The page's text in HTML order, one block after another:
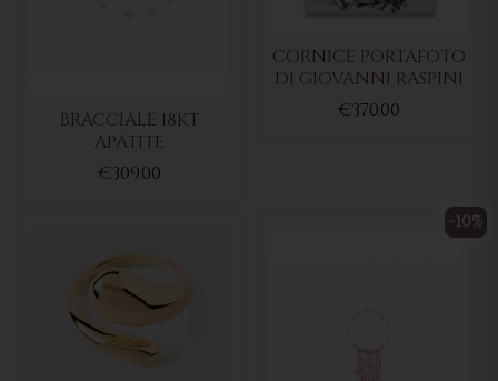
BRACCIALE 18KT
APATITE
€309.00
CORNICE PORTAFOTO
DI GIOVANNI RASPINI
€370.00
-10%